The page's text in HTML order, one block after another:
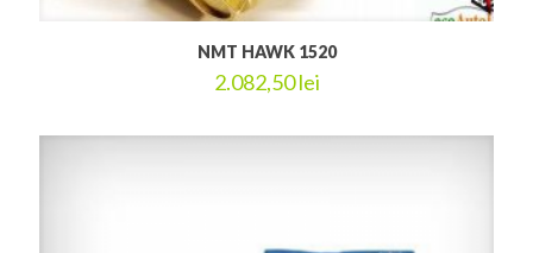
NMT HAWK 1520
2.082,50lei